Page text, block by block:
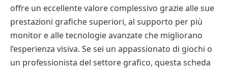
offre un eccellente valore complessivo grazie alle sue
prestazioni grafiche superiori, al supporto per più
monitor e alle tecnologie avanzate che migliorano
l’esperienza visiva. Se sei un appassionato di giochi o
un professionista del settore grafico, questa scheda